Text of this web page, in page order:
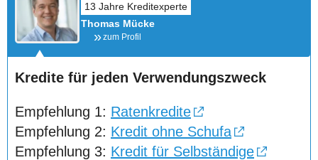
Thomas Mücke
zum Profil
Kredite für jeden Verwendungszweck
Empfehlung 1: Ratenkredite
Empfehlung 2: Kredit ohne Schufa
Empfehlung 3: Kredit für Selbständige